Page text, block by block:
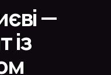
—
із